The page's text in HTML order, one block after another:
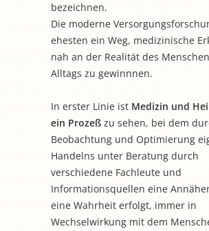
bezeichnen.
Die moderne
ehesten ein Weg, medizinische
nah an der Realität des
Alltags zu gewinnnen.
In erster Linie ist Medizin und
ein Prozeß zu sehen, bei dem
Beobachtung und Optimierung
Handelns unter Beratung durch
verschiedene Fachleute und
Informationsquellen eine
eine Wahrheit erfolgt, immer in
Wechselwirkung mit dem